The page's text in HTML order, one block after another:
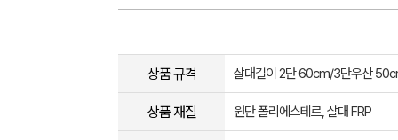
상품 규격 살대길이 2단 60cm/3단우산
상품 재질 원단 폴리에스테르, 살대 FRP